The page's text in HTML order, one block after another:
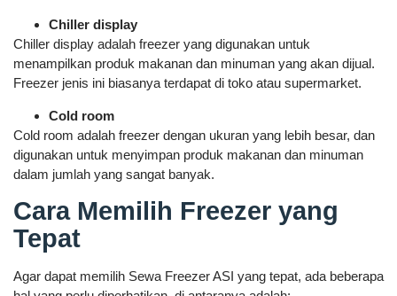
Chiller display
Chiller display adalah freezer yang digunakan untuk
menampilkan produk makanan dan minuman yang akan dijual.
Freezer jenis ini biasanya terdapat di toko atau supermarket.
Cold room
Cold room adalah freezer dengan ukuran yang lebih besar, dan
digunakan untuk menyimpan produk makanan dan minuman
dalam jumlah yang sangat banyak.
Cara Memilih Freezer yang
Tepat
Agar dapat memilih Sewa Freezer ASI yang tepat, ada beberapa